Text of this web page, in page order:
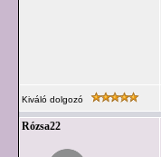
Kiváló dolgozó
Rózsa22